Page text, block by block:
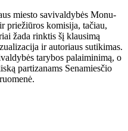
mies­to sa­vi­val­dy­bės Mo­nu­
prie­žiū­ros ko­mi­si­ja, ta­čiau,
ža­da rink­tis šį klau­si­mą
ir au­to­riaus su­ti­ki­mas.
ta­ry­bos pa­lai­mi­ni­mą, o
par­ti­za­nams Se­na­mies­čio